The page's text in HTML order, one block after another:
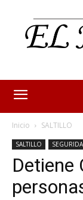
Inicio SALTILLO
SALTILLO
Detiene